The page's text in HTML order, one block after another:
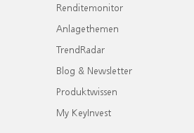
Renditemonitor
Anlagethemen
TrendRadar
Blog & Newsletter
Produktwissen
My KeyInvest